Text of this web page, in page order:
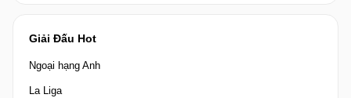
Giải Đấu Hot
Ngoại hạng Anh
La Liga